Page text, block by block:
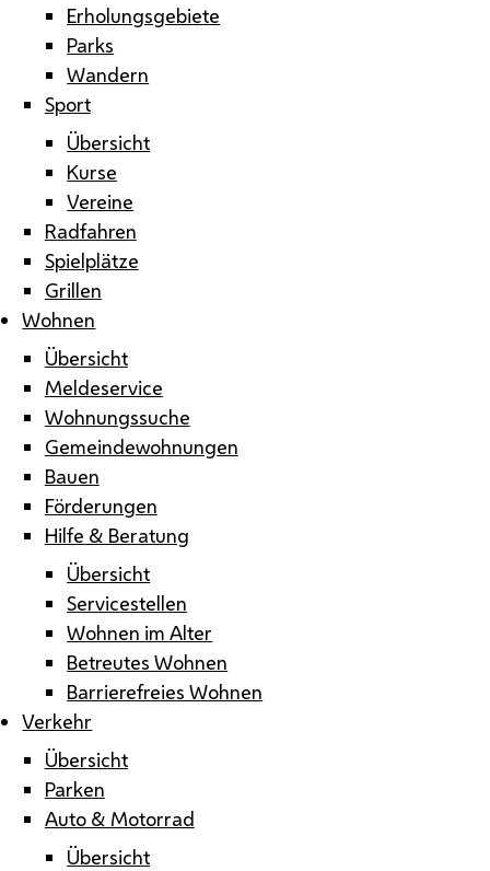
Erholungsgebiete
Parks
Wandern
Sport
Übersicht
Kurse
Vereine
Radfahren
Spielplätze
Grillen
Wohnen
Übersicht
Meldeservice
Wohnungssuche
Gemeindewohnungen
Bauen
Förderungen
Hilfe & Beratung
Übersicht
Servicestellen
Wohnen im Alter
Betreutes Wohnen
Barrierefreies Wohnen
Verkehr
Übersicht
Parken
Auto & Motorrad
Übersicht